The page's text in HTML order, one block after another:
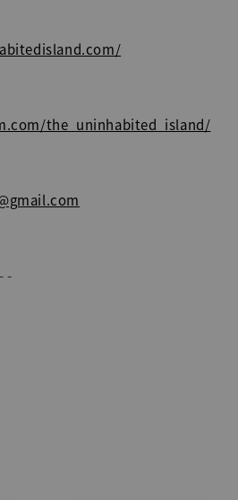
the_uninhabited_island/
-